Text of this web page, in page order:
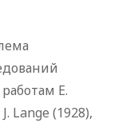
Е.
Lange (1928),